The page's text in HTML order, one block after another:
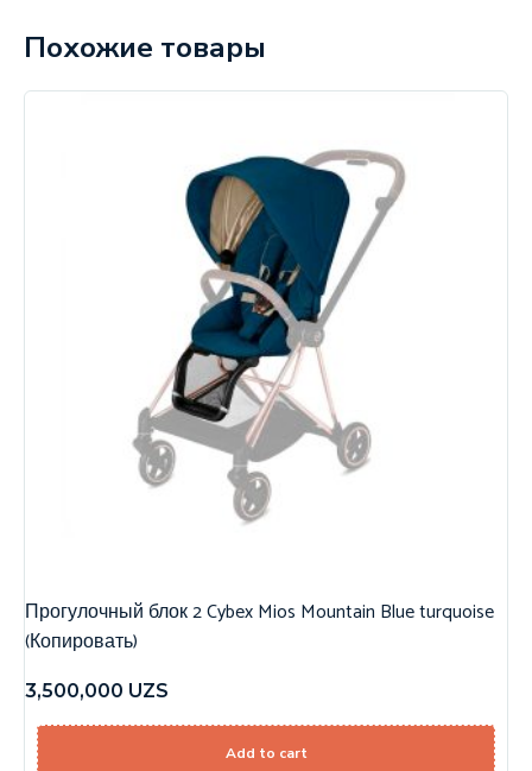
Похожие товары
Прогулочный блок 2 Cybex Mios Mountain Blue turquoise
(Копировать)
3,500,000 UZS
Add to cart